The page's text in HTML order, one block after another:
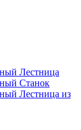
Лестница
Станок
Лестница из